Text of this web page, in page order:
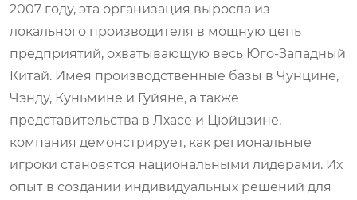
2007 году, эта организация выросла из
локального производителя в мощную цепь
предприятий, охватывающую весь Юго-Западный
Китай. Имея производственные базы в Чунцине,
Чэнду, Куньмине и Гуйяне, а также
представительства в Лхасе и Цюйцзине,
компания демонстрирует, как региональные
игроки становятся национальными лидерами. Их
опыт в создании индивидуальных решений для